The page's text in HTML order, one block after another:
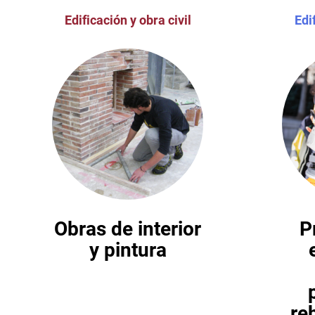
Obras de interior
y pintura
Edificación y obra civil